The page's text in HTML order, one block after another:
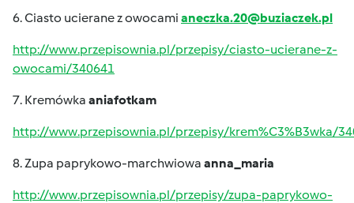
6. Ciasto ucierane z owocami aneczka.20@buziaczek.pl
http://www.przepisownia.pl/przepisy/ciasto-ucierane-z-
owocami/340641
7. Kremówka aniafotkam
http://www.przepisownia.pl/przepisy/krem%C3%B3wka/
8. Zupa paprykowo-marchwiowa anna_maria
http://www.przepisownia.pl/przepisy/zupa-paprykowo-